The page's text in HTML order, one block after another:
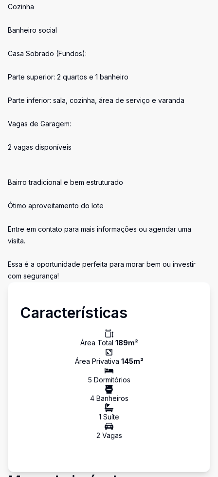
Cozinha
Banheiro social
Casa Sobrado (Fundos):
Parte superior: 2 quartos e 1 banheiro
Parte inferior: sala, cozinha, área de serviço e varanda
Vagas de Garagem:
2 vagas disponíveis
Bairro tradicional e bem estruturado
Ótimo aproveitamento do lote
Entre em contato para mais informações ou agendar uma
visita.
Essa é a oportunidade perfeita para morar bem ou investir
com segurança!
Características
Área Total 189m²
Área Privativa 145m²
5 Dormitórios
4Banheiros
1 Suíte
2 Vagas